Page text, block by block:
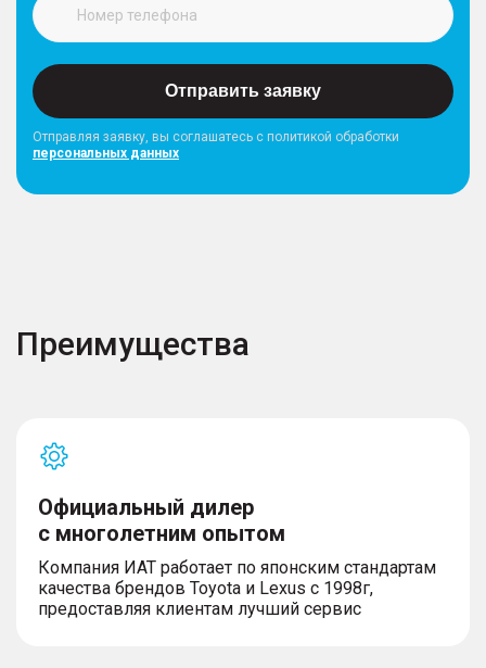
Отправить заявку
Отправляя заявку, вы соглашатесь с политикой обработки
персональных данных
Преимущества
Официальный дилер
с многолетним опытом
Компания ИАТ работает по японским стандартам
качества брендов Toyota и Lexus с 1998г,
предоставляя клиентам лучший сервис